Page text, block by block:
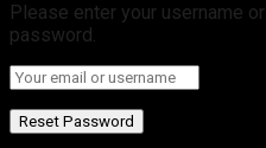
Please enter your username
password.